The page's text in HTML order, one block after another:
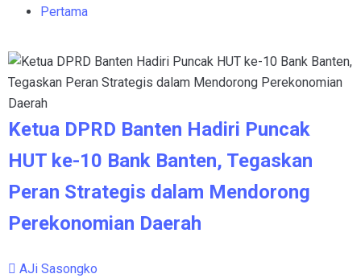
Pertama
Ketua DPRD Banten Hadiri Puncak
HUT ke-10 Bank Banten, Tegaskan
Peran Strategis dalam Mendorong
Perekonomian Daerah
AJi Sasongko